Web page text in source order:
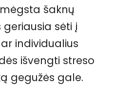
šaknų
sėti į
individualius
išvengti streso
gegužės gale.